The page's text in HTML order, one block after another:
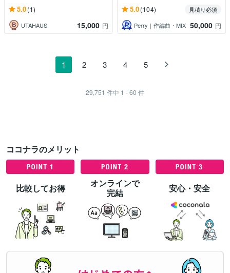
5.0(1)
UTAHAUS 15,000 円
5.0(104)
見積り必須
Perry｜作編曲・MIX 50,000 円
1 2 3 4 5
29,751 件中 1 - 60 件
ココナラのメリット
比較してお得
オンラインで
完結
安心・安全